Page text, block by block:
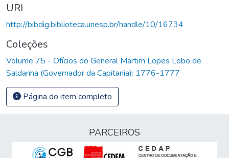
URI
http://bibdig.biblioteca.unesp.br/handle/10/16734
Coleções
Volume 75 - Ofícios do General Martim Lopes Lobo de
Saldanha (Governador da Capitania): 1776-1777
Página do item completo
PARCEIROS